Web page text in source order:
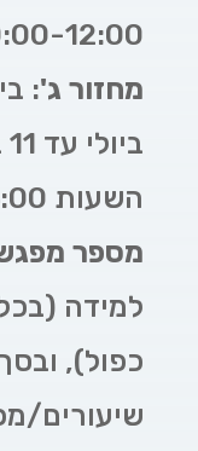
12:00
מחזור ג'
ביולי עד 11 באוגוסט 2026
השעות 12:00-14:00
מספר
למידה
שיעורים/